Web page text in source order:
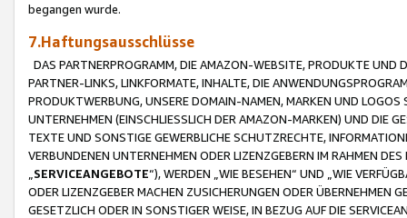
begangen wurde.
7.Haftungsausschlüsse
DAS PARTNERPROGRAMM, DIE AMAZON-WEBSITE, PRODUKTE UND
PARTNER-LINKS, LINKFORMATE, INHALTE, DIE
PRODUKTWERBUNG, UNSERE DOMAIN-NAMEN, MARKEN UND
UNTERNEHMEN (EINSCHLIESSLICH DER AMAZON-MARKEN) UND DIE
TEXTE UND SONSTIGE GEWERBLICHE SCHUTZRECHTE,
VERBUNDENEN UNTERNEHMEN ODER LIZENZGEBERN IM RAHMEN
SERVICEANGEBOTE“), WERDEN „WIE BESEHEN“ UND „WIE
ODER LIZENZGEBER MACHEN ZUSICHERUNGEN ODER ÜBERNEHMEN
GESETZLICH ODER IN SONSTIGER WEISE, IN BEZUG AUF DIE